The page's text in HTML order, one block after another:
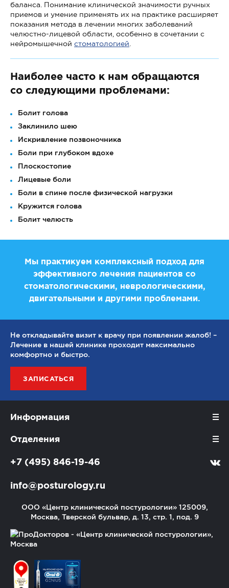
баланса. Понимание клинической значимости ручных
приемов и умение применять их на практике расширяет
показания метода в лечении многих заболеваний
челюстно-лицевой области, особенно в сочетании с
нейромышечной стоматологией
Наиболее часто к нам обращаются
со следующими проблемами:
Болит голова
Заклинило шею
Искривление позвоночника
Боли при глубоком вдохе
Плоскостопие
Лицевые боли
Боли в спине после физической нагрузки
Кружится голова
Болит челюсть
Мы практикуем комплексный подход для
эффективного лечения пациентов со
стоматологическими, неврологическими,
двигательными и другими проблемами.
Не откладывайте визит к врачу при появлении жалоб! –
Лечение в нашей клинике проходит максимально
комфортно и быстро.
ЗАПИСАТЬСЯ
ООО «Центр клинической постурологии» 125009,
Москва, Тверской бульвар, д. 13, стр. 1, под. 9
Информация
Отделения
+7 (495) 846-19-46
info@posturology.ru